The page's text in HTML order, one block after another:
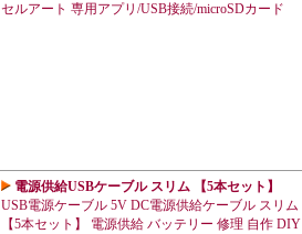
セルアート 専用アプリ/USB接続/microSDカード
電源供給USBケーブル スリム 【5本セット】
USB電源ケーブル 5V DC電源供給ケーブル スリム
【5本セット】 電源供給 バッテリー 修理 自作 DIY